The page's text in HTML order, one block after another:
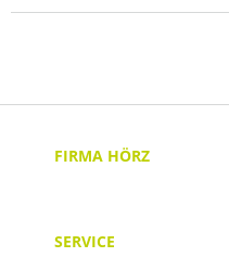
FIRMA HÖRZ
SERVICE